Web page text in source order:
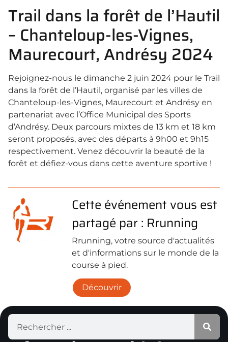
Trail dans la forêt de l’Hautil
– Chanteloup-les-Vignes,
Maurecourt, Andrésy 2024
Rejoignez-nous le dimanche 2 juin 2024 pour le Trail
dans la forêt de l’Hautil, organisé par les villes de
Chanteloup-les-Vignes, Maurecourt et Andrésy en
partenariat avec l’Office Municipal des Sports
d’Andrésy. Deux parcours mixtes de 13 km et 18 km
seront proposés, avec des départs à 9h00 et 9h15
respectivement. Venez découvrir la beauté de la
forêt et défiez-vous dans cette aventure sportive !
Cette événement vous est
partagé par : Rrunning
Rrunning, votre source d'actualités
et d'informations sur le monde de la
course à pied.
Découvrir